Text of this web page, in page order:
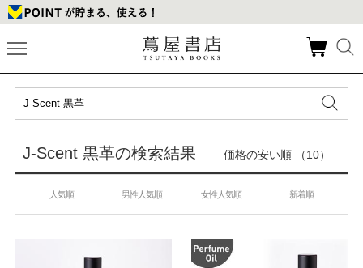
J-Scent 黒革の検索結果 価格の安い順 （10）
人気順 男性人気順 女性人気順 新着順